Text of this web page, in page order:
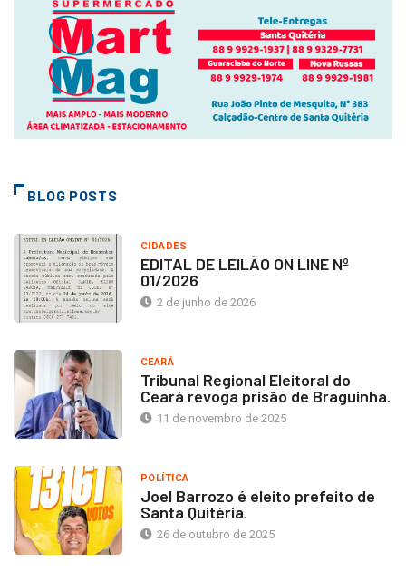
BLOG POSTS
CIDADES
EDITAL DE LEILÃO ON LINE Nº
01/2026
2 de junho de 2026
CEARÁ
Tribunal Regional Eleitoral do
Ceará revoga prisão de Braguinha.
11 de novembro de 2025
POLÍTICA
Joel Barrozo é eleito prefeito de
Santa Quitéria.
26 de outubro de 2025